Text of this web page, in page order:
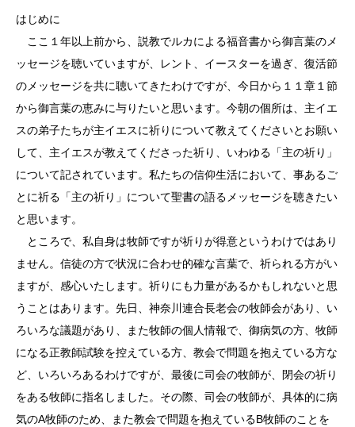
はじめに
ここ１年以上前から、説教でルカによる福音書から御言葉のメ
ッセージを聴いていますが、レント、イースターを過ぎ、復活節
のメッセージを共に聴いてきたわけですが、今日から１１章１節
から御言葉の恵みに与りたいと思います。今朝の個所は、主イエ
スの弟子たちが主イエスに祈りについて教えてくださいとお願い
して、主イエスが教えてくださった祈り、いわゆる「主の祈り」
について記されています。私たちの信仰生活において、事あるご
とに祈る「主の祈り」について聖書の語るメッセージを聴きたい
と思います。
ところで、私自身は牧師ですが祈りが得意というわけではあり
ません。信徒の方で状況に合わせ的確な言葉で、祈られる方がい
ますが、感心いたします。祈りにも力量があるかもしれないと思
うことはあります。先日、神奈川連合長老会の牧師会があり、い
ろいろな議題があり、また牧師の個人情報で、御病気の方、牧師
になる正教師試験を控えている方、教会で問題を抱えている方な
ど、いろいろあるわけですが、最後に司会の牧師が、閉会の祈り
をある牧師に指名しました。その際、司会の牧師が、具体的に病
気のA牧師のため、また教会で問題を抱えているB牧師のことを